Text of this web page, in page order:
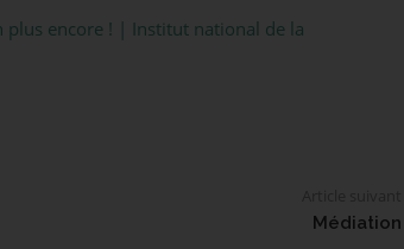
plus encore ! | Institut national de la
Médiation